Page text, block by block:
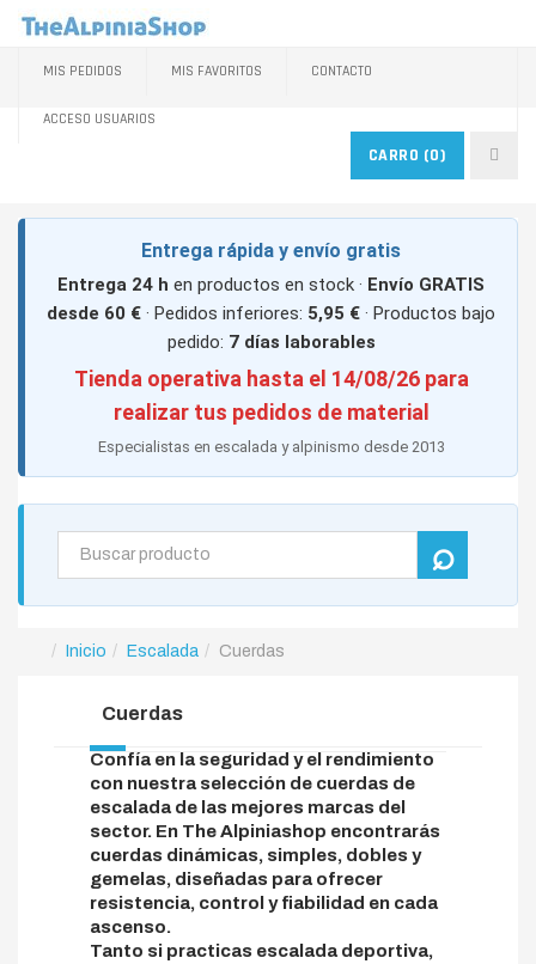
MIS PEDIDOS MIS FAVORITOS CONTACTO
ACCESO USUARIOS
CARRO (0)
Entrega rápida y envío gratis
Entrega 24 h en productos en stock · Envío GRATIS
desde 60 € · Pedidos inferiores: 5,95 € · Productos bajo
pedido: 7 días laborables
Tienda operativa hasta el 14/08/26 para
realizar tus pedidos de material
Especialistas en escalada y alpinismo desde 2013
Inicio Escalada Cuerdas
Cuerdas
Confía en la seguridad y el rendimiento
con nuestra selección de cuerdas de
escalada de las mejores marcas del
sector. En The Alpiniashop encontrarás
cuerdas dinámicas, simples, dobles y
gemelas, diseñadas para ofrecer
resistencia, control y fiabilidad en cada
ascenso.
Tanto si practicas escalada deportiva,